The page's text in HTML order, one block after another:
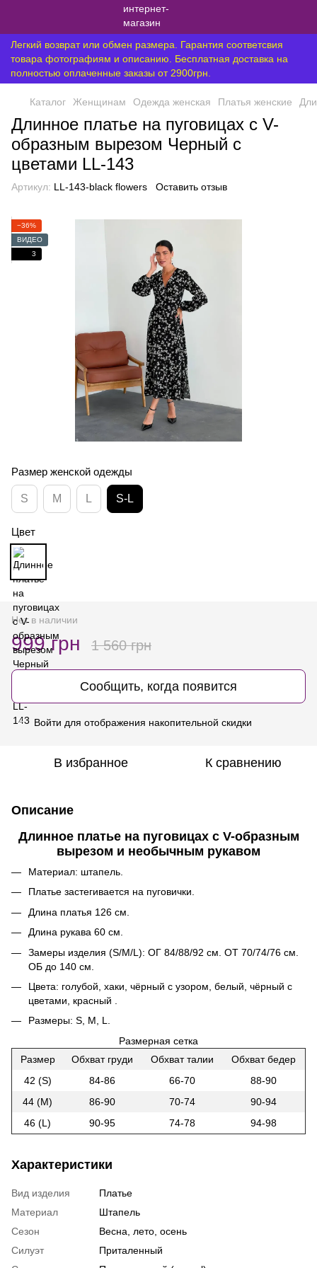
Легкий возврат или обмен размера. Гарантия соответсвия
товара фотографиям и описанию. Бесплатная доставка на
полностью оплаченные заказы от 2900грн.
Каталог Женщинам Одежда женская Платья женские
Длинное платье на пуговицах с V-
образным вырезом Черный с
цветами LL-143
Артикул: LL-143-black flowers Оставить отзыв
−36%
ВИДЕО
3
Размер женской одежды
S M L S-L
Цвет
Нет в наличии
999 грн 1 560 грн
Сообщить, когда появится
% Войти для отображения накопительной скидки
В избранное К сравнению
Описание
Длинное платье на пуговицах с V-образным
вырезом и необычным рукавом
Материал: штапель.
Платье застегивается на пуговички.
Длина платья 126 см.
Длина рукава 60 см.
Замеры изделия (S/M/L): ОГ 84/88/92 см. ОТ 70/74/76 см.
ОБ до 140 см.
Цвета: голубой, хаки, чёрный с узором, белый, чёрный с
цветами, красный .
Размеры: S, M, L.
Размерная сетка
Размер
Обхват груди Обхват талии
Обхват бедер
42 (S)
84-86 66-70
88-90
44 (M)
86-90 70-74
90-94
46 (L)
90-95 74-78 94-98
Характеристики
Вид изделия
Платье
Материал
Штапель
Сезон
Весна, лето, осень
Силуэт
Приталенный